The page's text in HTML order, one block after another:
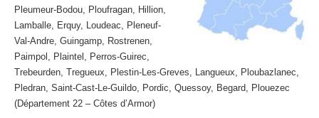
Pleumeur-Bodou, Ploufragan, Hillion,
Lamballe, Erquy, Loudeac, Pleneuf-
Val-Andre, Guingamp, Rostrenen,
Paimpol, Plaintel, Perros-Guirec,
Trebeurden, Tregueux, Plestin-Les-Greves, Langueux, Ploubazlanec,
Pledran, Saint-Cast-Le-Guildo, Pordic, Quessoy, Begard, Plouezec
(Département 22 – Côtes d’Armor)